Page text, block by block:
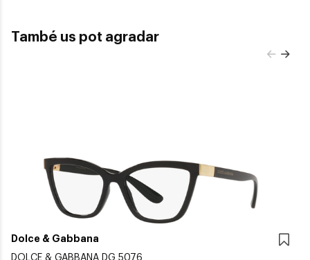
També us pot agradar
Dolce & Gabbana
DOLCE & GABBANA DG 5076